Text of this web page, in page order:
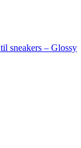
sneakers – Glossy